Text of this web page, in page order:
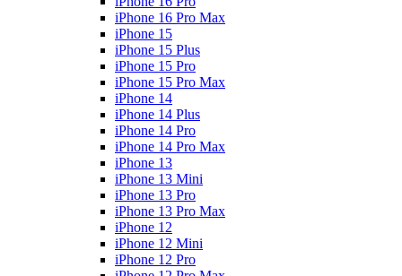
iPhone 16 Pro Max
iPhone 15
iPhone 15 Plus
iPhone 15 Pro
iPhone 15 Pro Max
iPhone 14
iPhone 14 Plus
iPhone 14 Pro
iPhone 14 Pro Max
iPhone 13
iPhone 13 Mini
iPhone 13 Pro
iPhone 13 Pro Max
iPhone 12
iPhone 12 Mini
iPhone 12 Pro